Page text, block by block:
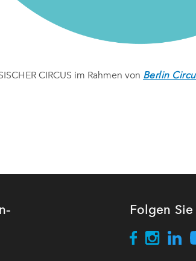
CIRCUS im Rahmen von Berlin
Folgen